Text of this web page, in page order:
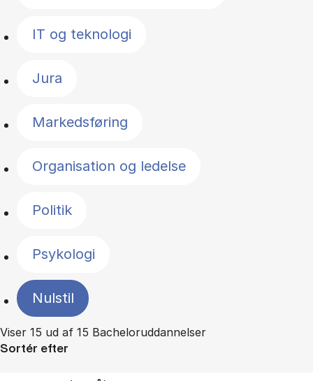
IT og teknologi
Jura
Markedsføring
Organisation og ledelse
Politik
Psykologi
Nulstil
Viser 15 ud af 15 Bacheloruddannelser
Sortér efter